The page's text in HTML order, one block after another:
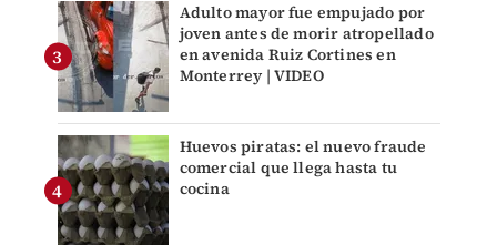
Adulto mayor fue empujado por
joven antes de morir atropellado
en avenida Ruiz Cortines en
Monterrey | VIDEO
Huevos piratas: el nuevo fraude
comercial que llega hasta tu
cocina